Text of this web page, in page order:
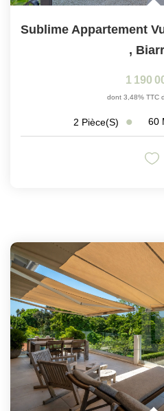
,
1 190
dont 3,48% TTC
2 Pièce(s) 60